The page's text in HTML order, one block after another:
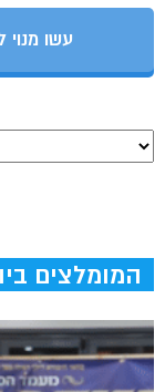
עשו
המומלצים